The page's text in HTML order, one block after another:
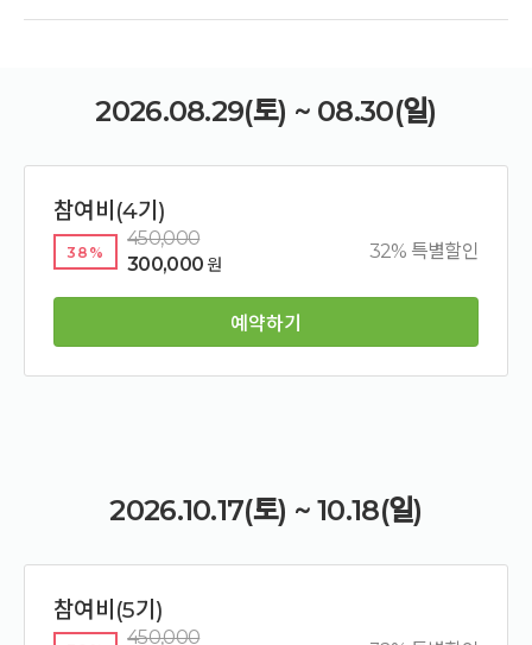
2026.08.29(토) ~ 08.30(일)
참여비(4기)
38%
450,000
300,000 원
32% 특별할인
예약하기
2026.10.17(토) ~ 10.18(일)
참여비(5기)
450,000